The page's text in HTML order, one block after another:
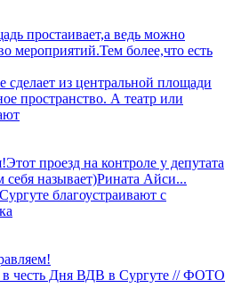
простаивает,а ведь можно
мероприятий.Тем более,что есть
сделает из центральной площади
пространство. А театр или
проезд на контроле у депутата
себя называет)Рината Айси...
благоустраивают с
честь Дня ВДВ в Сургуте // ФОТО